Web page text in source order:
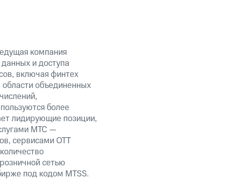
компания
и доступа
включая финтех
объединенных
более
лидирующие позиции,
МТС —
сервисами OTT
сетью
под кодом MTSS.